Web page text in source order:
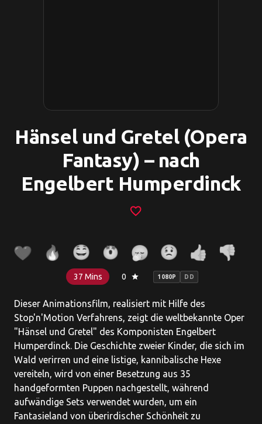
Hänsel und Gretel (Opera
Fantasy) – nach
Engelbert Humperdinck
favorite_border
37 Mins 0 star 1080P DD
Dieser Animationsfilm, realisiert mit Hilfe des
Stop'n'Motion Verfahrens, zeigt die weltbekannte Oper
"Hänsel und Gretel" des Komponisten Engelbert
Humperdinck. Die Geschichte zweier Kinder, die sich im
Wald verirren und eine listige, kannibalische Hexe
vereiteln, wird von einer Besetzung aus 35
handgeformten Puppen nachgestellt, während
aufwändige Sets verwendet wurden, um ein
Fantasieland von überirdischer Schönheit zu